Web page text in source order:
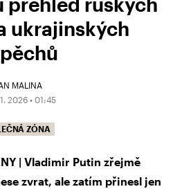
ukrajinských
MALINA
2026 • 01:45
ZÓNA
| Vladimir Putin zřejmě
zvrat, ale zatím přinesl jen